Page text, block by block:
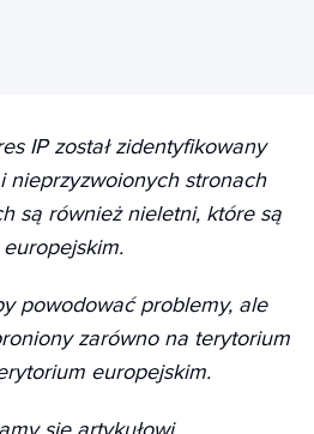
IP został zidentyfikowany
nieprzyzwoionych stronach
są również nieletni, które są
powodować problemy, ale
zarówno na terytorium
europejskim.